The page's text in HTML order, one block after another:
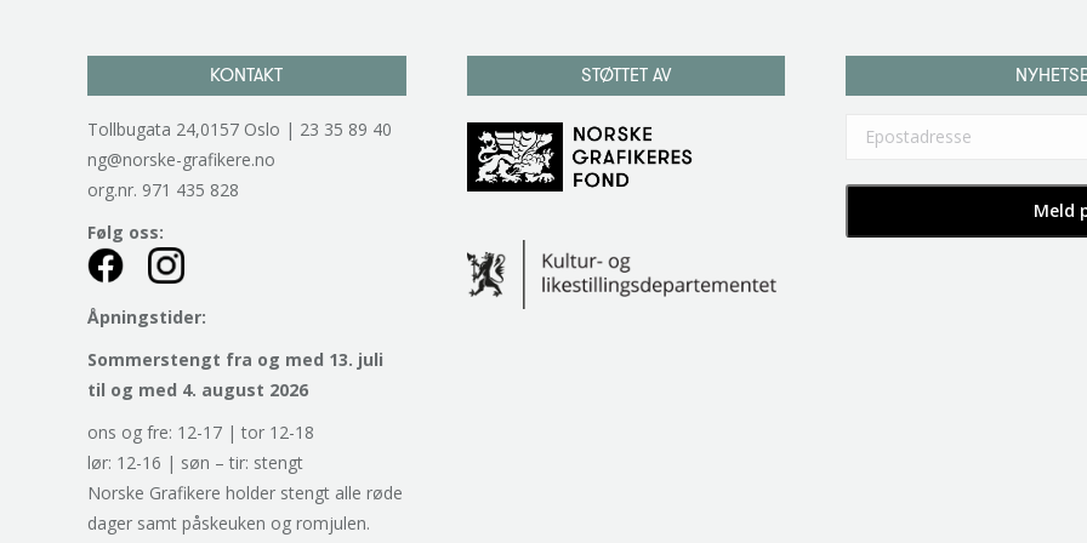
KONTAKT
Tollbugata 24,0157 Oslo | 23 35 89 40
ng@norske-grafikere.no
org.nr. 971 435 828
Følg oss:
Åpningstider:
Sommerstengt fra og med 13. juli
til og med 4. august 2026
ons og fre: 12-17 | tor 12-18
lør: 12-16 | søn – tir: stengt
Norske Grafikere holder stengt alle røde
dager samt påskeuken og romjulen.
STØTTET AV